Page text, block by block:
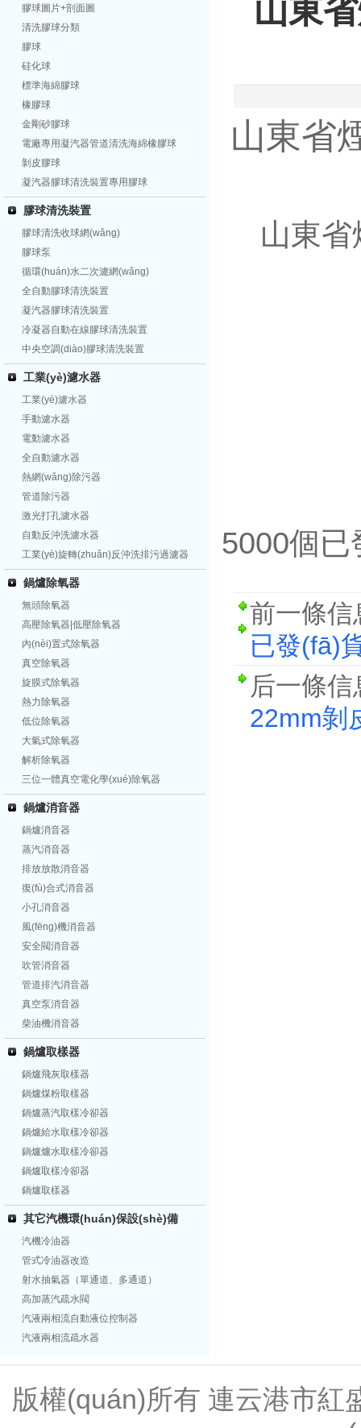
膠球圖片+剖面圖
清洗膠球分類
膠球
硅化球
標準海綿膠球
橡膠球
金剛砂膠球
電廠專用凝汽器管道清洗海綿橡膠球
剝皮膠球
凝汽器膠球清洗裝置專用膠球
膠球清洗裝置
膠球清洗收球網(wǎng)
膠球泵
循環(huán)水二次濾網(wǎng)
全自動膠球清洗裝置
凝汽器膠球清洗裝置
冷凝器自動在線膠球清洗裝置
中央空調(diào)膠球清洗裝置
工業(yè)濾水器
工業(yè)濾水器
手動濾水器
電動濾水器
全自動濾水器
熱網(wǎng)除污器
管道除污器
激光打孔濾水器
自動反沖洗濾水器
工業(yè)旋轉(zhuǎn)反沖洗排污過濾器
鍋爐除氧器
無頭除氧器
高壓除氧器|低壓除氧器
內(nèi)置式除氧器
真空除氧器
旋膜式除氧器
熱力除氧器
低位除氧器
大氣式除氧器
解析除氧器
三位一體真空電化學(xué)除氧器
鍋爐消音器
鍋爐消音器
蒸汽消音器
排放放散消音器
復(fù)合式消音器
小孔消音器
風(fēng)機消音器
安全閥消音器
吹管消音器
管道排汽消音器
真空泵消音器
柴油機消音器
鍋爐取樣器
鍋爐飛灰取樣器
鍋爐煤粉取樣器
鍋爐蒸汽取樣冷卻器
鍋爐給水取樣冷卻器
鍋爐爐水取樣冷卻器
鍋爐取樣冷卻器
鍋爐取樣器
其它汽機環(huán)保設(shè)備
汽機冷油器
管式冷油器改造
射水抽氣器（單通道、多通道）
高加蒸汽疏水閥
汽液兩相流自動液位控制器
汽液兩相流疏水器
山東
山東省
山東
5000個已
前一條信
已發(fā)
后一條信
22mm剝
版權(quán)所有 連云港市紅